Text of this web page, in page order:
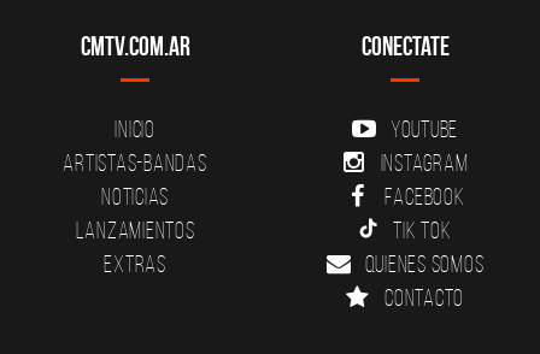
CMTV.com.ar
Inicio
Artistas-Bandas
Noticias
Lanzamientos
Extras
Conectate
YouTube
Instagram
Facebook
Tik Tok
Quienes somos
Contacto